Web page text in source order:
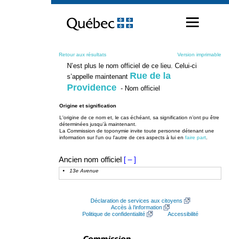
contenu
Retour aux résultats Version imprimable
N’est plus le nom officiel de ce lieu. Celui-ci
s’appelle maintenant Rue de la
Providence - Nom officiel
Origine et signification
L'origine de ce nom et, le cas échéant, sa signification n’ont pu être
déterminées jusqu’à maintenant.
La Commission de toponymie invite toute personne détenant une
information sur l'un ou l'autre de ces aspects à lui en faire part
Ancien nom officiel [ – ]
13e Avenue
Déclaration de services aux citoyens
Accès à l’information
Politique de confidentialité
Accessibilité